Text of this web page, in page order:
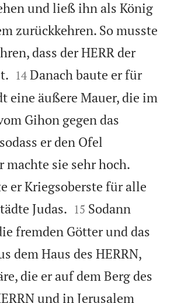
und ließ ihn als König
zurückkehren. So musste
dass der HERR der


14 Danach baute er für
eine äußere Mauer, die im
Gihon gegen das
er den Ofel
machte sie sehr hoch.
er Kriegsoberste für alle
Judas. 

15 Sodann
fremden Götter und das
dem Haus des HERRN,
die er auf dem Berg des
und in Jerusalem